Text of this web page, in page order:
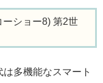
ショー8) 第2世
多機能なスマート